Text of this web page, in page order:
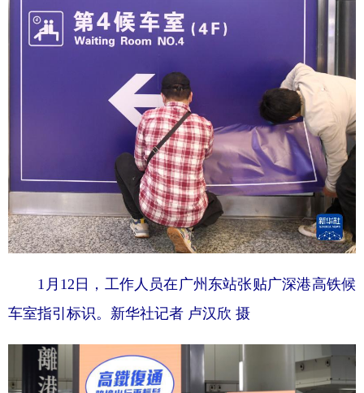
1月12日，工作人员在广州东站张贴广深港高铁候
车室指引标识。 新华社记者 卢汉欣 摄